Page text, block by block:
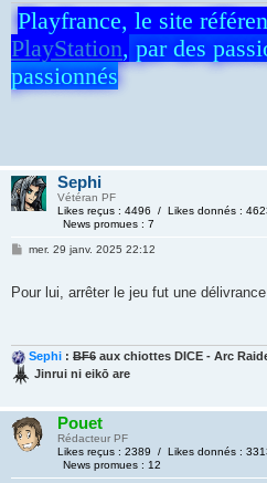
Playfrance, le site
PlayStation, par des
passionnés
Sephi
Vétéran PF
Likes reçus : 4496 / Likes donnés :
News promues : 7
mer. 29 janv. 2025 22:12
Pour lui, arrêter le jeu fut une délivrance
Sephi : BF6 aux chiottes DICE - Arc
Jinrui ni eikō are
Pouet
Rédacteur PF
Likes reçus : 2389 / Likes donnés :
News promues : 12